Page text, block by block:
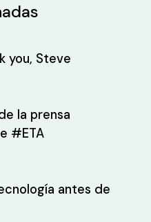
you, Steve
la prensa
#ETA
antes de